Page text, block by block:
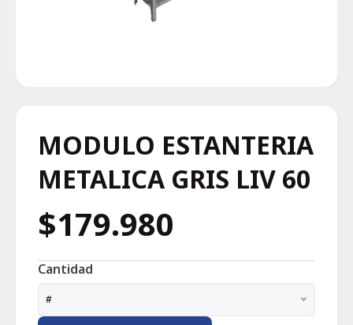
MODULO ESTANTERIA
METALICA GRIS LIV 60
$179.980
Cantidad
#